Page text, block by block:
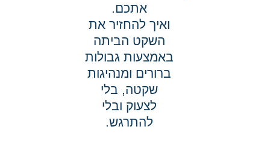
אתכם.
ואיך להחזיר את
השקט הביתה
באמצעות גבולות
ברורים ומנהיגות
שקטה, בלי
לצעוק ובלי
להתרגש.